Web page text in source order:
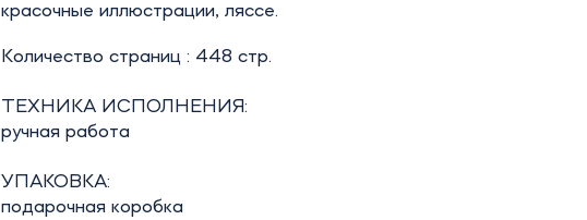
красочные иллюстрации, ляссе.
Количество страниц : 448 стр.
ТЕХНИКА ИСПОЛНЕНИЯ:
ручная работа
УПАКОВКА:
подарочная коробка